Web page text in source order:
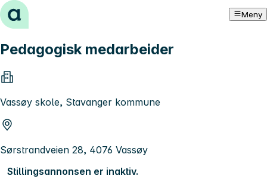
Hopp til innhold Meny
Pedagogisk medarbeider
Vassøy skole, Stavanger kommune
Sørstrandveien 28, 4076 Vassøy
Stillingsannonsen er inaktiv.